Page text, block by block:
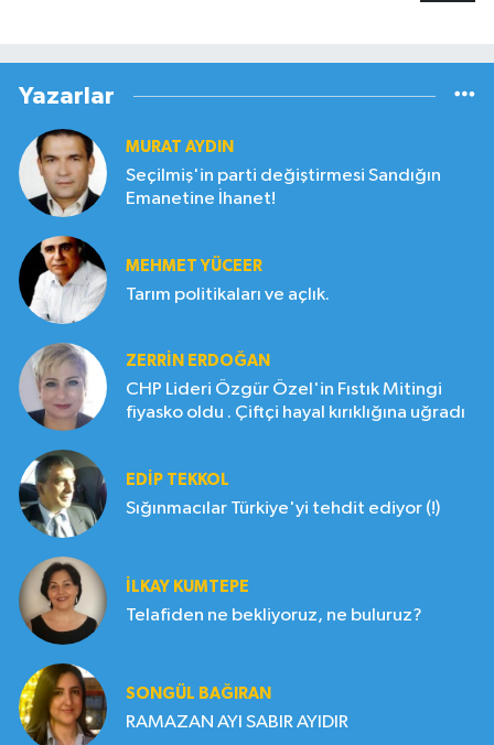
Yazarlar
MURAT AYDIN
Seçilmiş'in parti değiştirmesi Sandığın
Emanetine İhanet!
MEHMET YÜCEER
Tarım politikaları ve açlık.
ZERRIN ERDOĞAN
CHP Lideri Özgür Özel'in Fıstık Mitingi
fiyasko oldu . Çiftçi hayal kırıklığına uğradı
EDIP TEKKOL
Sığınmacılar Türkiye'yi tehdit ediyor (!)
İLKAY KUMTEPE
Telafiden ne bekliyoruz, ne buluruz?
SONGÜL BAĞIRAN
RAMAZAN AYI SABIR AYIDIR